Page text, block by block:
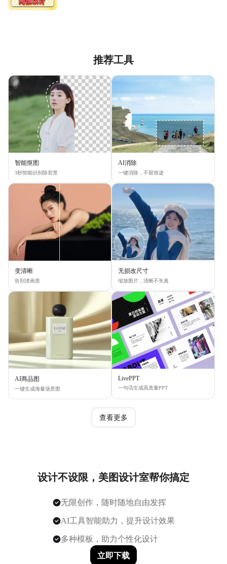
推荐工具
智能抠图
3秒智能识别除背景
AI消除
一键消除，不留痕迹
变清晰
告别渣画质
无损改尺寸
缩放图片，清晰不失真
AI商品图
一键生成海量场景图
LivePPT
一句话生成高质量PPT
查看更多
设计不设限，美图设计室帮你搞定
无限创作，随时随地自由发挥
AI工具智能助力，提升设计效果
多种模板，助力个性化设计
立即下载